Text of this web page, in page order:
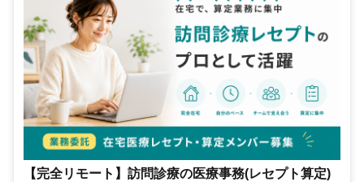
【完全リモート】訪問診療の医療事務(レセプト算定)